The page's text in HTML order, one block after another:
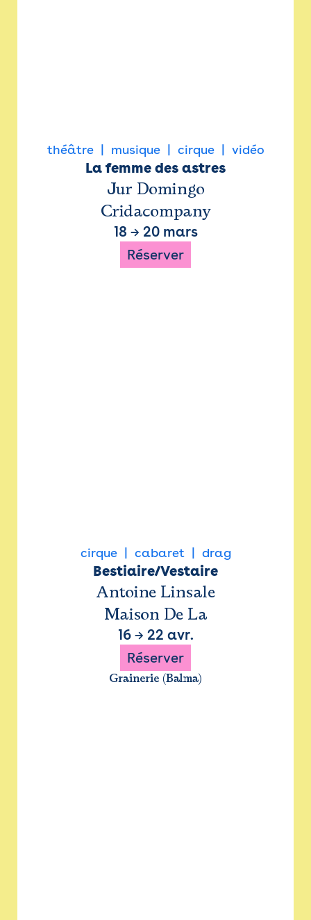
théâtre musique cirque vidéo
La femme des astres
Jur Domingo
Cridacompany
18 → 20 mars
Réserver
cirque cabaret drag
Bestiaire/Vestaire
Antoine Linsale
Maison De La
16→ 22 avr.
Réserver
Grainerie (Balma)